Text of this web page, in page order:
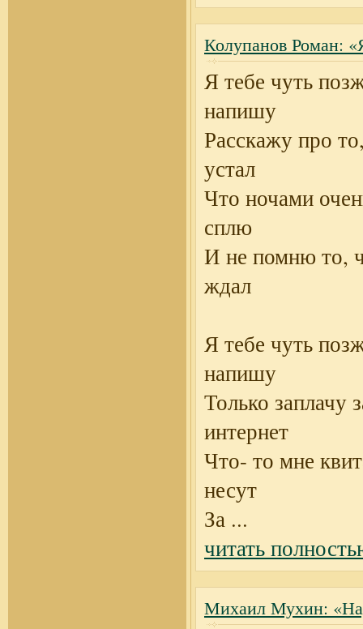
Колупанов Роман:
Я тебе чуть
напишу
Расскажу про
устал
Что ночами
сплю
И не помню то,
ждал
Я тебе чуть
напишу
Только заплачу
интернет
Что- то мне
несут
За ...
читать
Михаил Мухин: